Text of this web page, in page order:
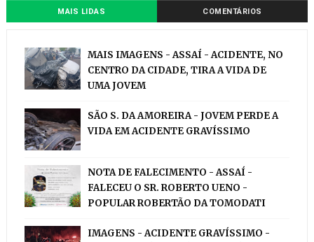
MAIS LIDAS COMENTÁRIOS
MAIS IMAGENS - ASSAÍ - ACIDENTE, NO
CENTRO DA CIDADE, TIRA A VIDA DE
UMA JOVEM
SÃO S. DA AMOREIRA - JOVEM PERDE A
VIDA EM ACIDENTE GRAVÍSSIMO
NOTA DE FALECIMENTO - ASSAÍ -
FALECEU O SR. ROBERTO UENO -
POPULAR ROBERTÃO DA TOMODATI
IMAGENS - ACIDENTE GRAVÍSSIMO -